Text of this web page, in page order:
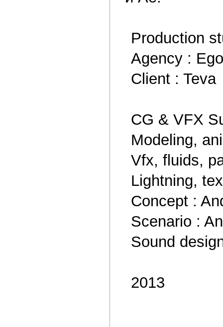
Production
Agency :
Client : Teva
CG & VFX
Modeling,
Vfx, fluids,
Lightning,
Сoncept :
Scenario :
Sound
2013